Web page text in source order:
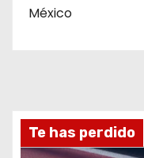
México
Te has perdido